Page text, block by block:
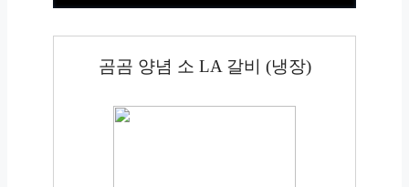
곰곰 양념 소 LA 갈비 (냉장)